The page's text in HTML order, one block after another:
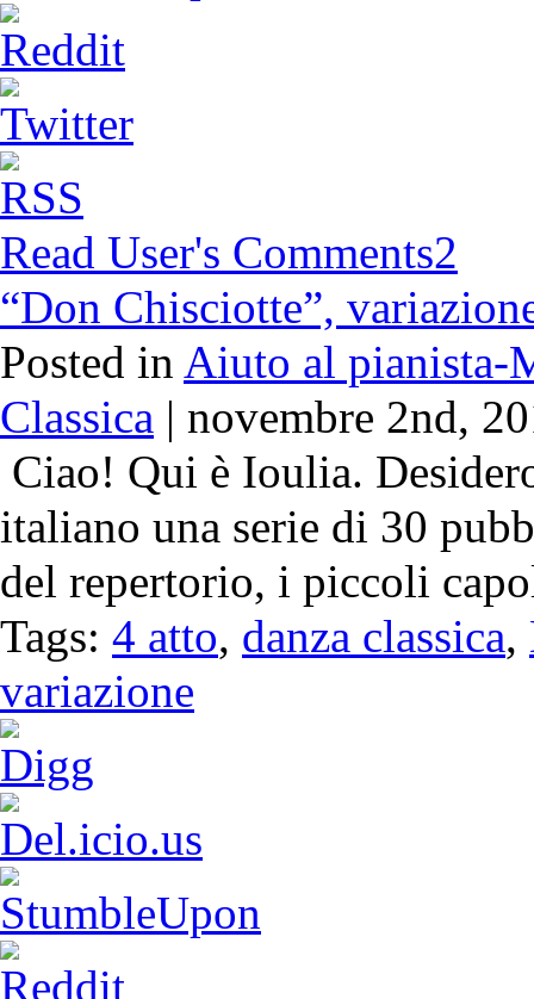
Read User's Comments2
“Don Chisciotte”,
Posted in Aiuto al pianista-
Classica | novembre 2nd,
Ciao! Qui è Ioulia.
italiano una serie di 30
del repertorio, i piccoli
Tags: 4 atto, danza classica,
variazione